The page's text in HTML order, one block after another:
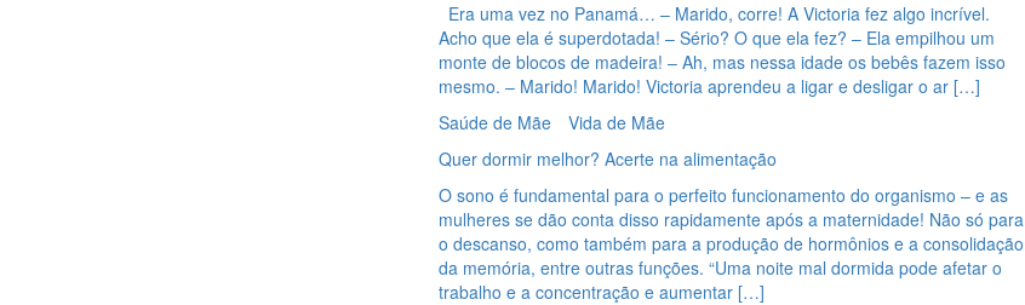
Era uma vez no Panamá… – Marido, corre! A Victoria fez algo incrível.
Acho que ela é superdotada! – Sério? O que ela fez? – Ela empilhou um
monte de blocos de madeira! – Ah, mas nessa idade os bebês fazem isso
mesmo. – Marido! Marido! Victoria aprendeu a ligar e desligar o ar […]
Saúde de Mãe
Vida de Mãe
Quer dormir melhor? Acerte na alimentação
O sono é fundamental para o perfeito funcionamento do organismo – e as
mulheres se dão conta disso rapidamente após a maternidade! Não só para
o descanso, como também para a produção de hormônios e a consolidação
da memória, entre outras funções. “Uma noite mal dormida pode afetar o
trabalho e a concentração e aumentar […]